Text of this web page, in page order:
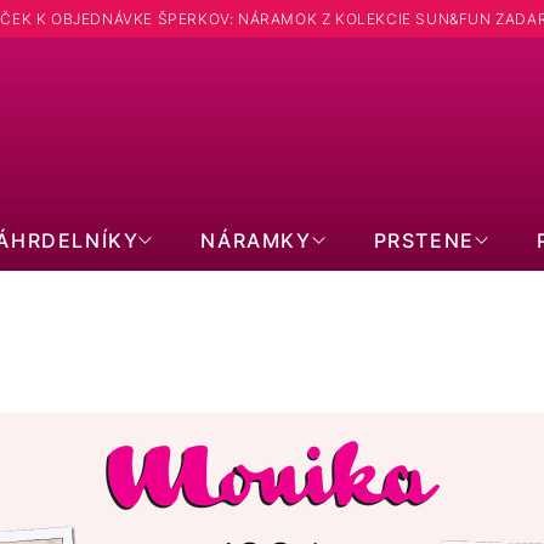
K OBJEDNÁVKE ŠPERKOV: NÁRAMOK Z KOLEKCIE SUN&FUN
NÁRAMKY PRSTENE